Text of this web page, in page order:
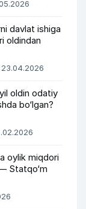
davlat ishiga
oldindan
23.04.2026
oldin odatiy
bo‘lgan?
oylik miqdori
Statqo‘m